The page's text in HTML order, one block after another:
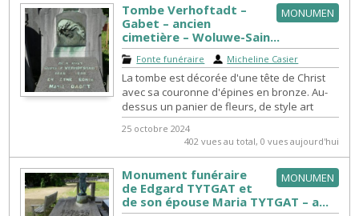
MONUMEN
Tombe Verhoftadt –
Gabet – ancien
cimetière – Woluwe-Sain...
Fonte funéraire Micheline Casier
La tombe est décorée d'une tête de Christ
avec sa couronne d'épines en bronze. Au-
dessus un panier de fleurs, de style art
déco, également en bronze.
25 octobre 2024
402 vues au total, 0 vues aujourd'hui
MONUMEN
Monument funéraire
de Edgard TYTGAT et
de son épouse Maria TYTGAT – a...